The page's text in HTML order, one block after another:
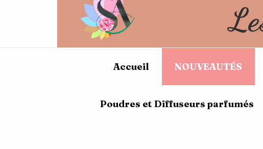
Accueil NOUVEAUTÉS
Poudres et Diffuseurs parfumés